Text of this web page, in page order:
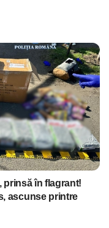
prinsă în flagrant!
ascunse printre